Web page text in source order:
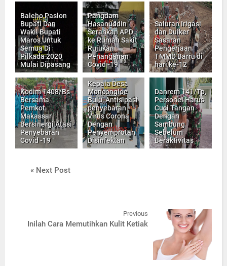
Baleho Paslon
Bupati Dan
Wakil Bupati
Maros Untuk
Semua Di
Pilkada 2020
Mulai Dipasang
Pangdam
Hasanuddin
Serahkan APD
ke Rumah Sakit
Rujukan
Penanganan
Covid -19
Saluran Irigasi
dan Duiker
Sasaran
Pengerjaan
TMMD Barru di
hari ke-12
Kodim 1408/Bs
Bersama
Pemkot
Makassar
Bersinergi Atasi
Penyebaran
Covid -19
Kepala Desa
Moncongloe
Bulu, Antisipasi
penyebaran
Virus Corona
Dengan
Penyemprotan
Disinfektan
Danrem 141/Tp,
Personel Harus
Cuci Tangan
Dengan
Sambung
Sebelum
Beraktivitas
« Next Post
Previous
Inilah Cara Memutihkan Kulit Ketiak